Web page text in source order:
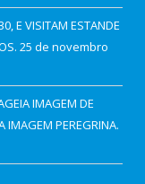
E VISITAM ESTANDE
25 de novembro
IMAGEM DE
IMAGEM PEREGRINA.